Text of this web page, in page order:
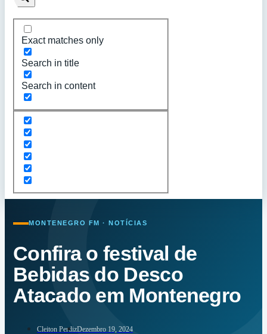
Exact matches only
Search in title
Search in content
MONTENEGRO FM · NOTÍCIAS
Confira o festival de
Bebidas do Desco
Atacado em Montenegro
Cleiton PerdizDezembro 19, 2024